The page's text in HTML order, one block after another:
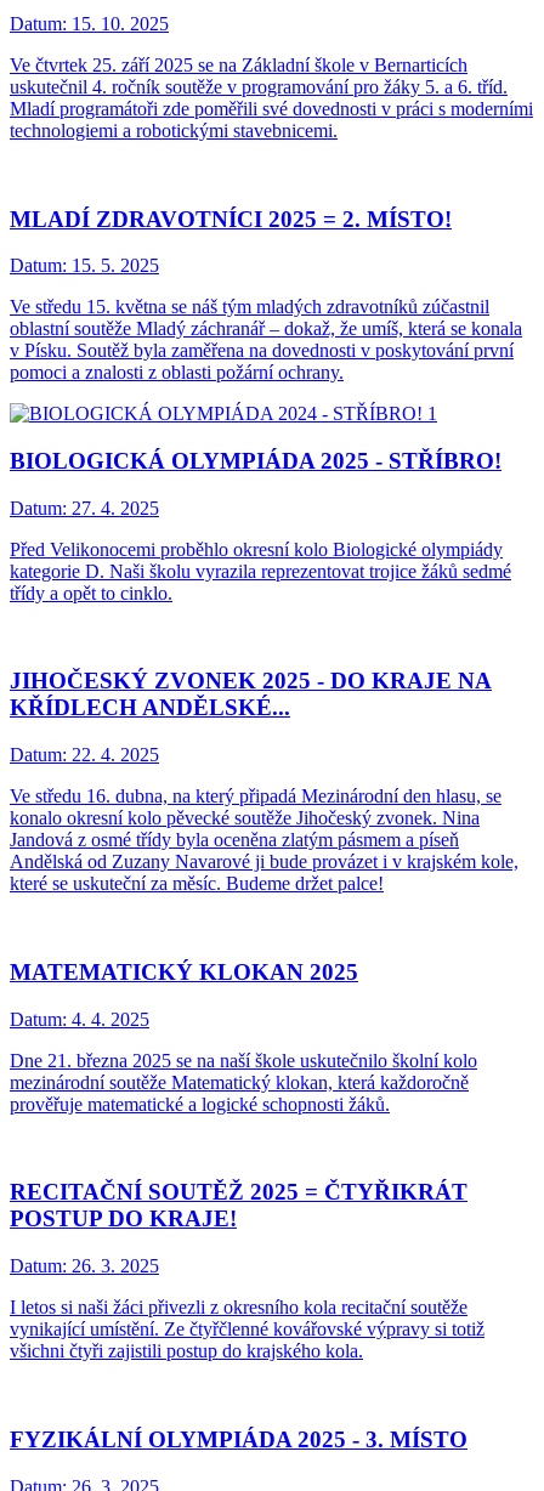
Datum: 15. 10. 2025
Ve čtvrtek 25. září 2025 se na Základní škole v Bernarticích
uskutečnil 4. ročník soutěže v programování pro žáky 5. a 6. tříd.
Mladí programátoři zde poměřili své dovednosti v práci s moderními
technologiemi a robotickými stavebnicemi.
MLADÍ ZDRAVOTNÍCI 2025 = 2. MÍSTO!
Datum: 15. 5. 2025
Ve středu 15. května se náš tým mladých zdravotníků zúčastnil
oblastní soutěže Mladý záchranář – dokaž, že umíš, která se konala
v Písku. Soutěž byla zaměřena na dovednosti v poskytování první
pomoci a znalosti z oblasti požární ochrany.
BIOLOGICKÁ OLYMPIÁDA 2025 - STŘÍBRO!
Datum: 27. 4. 2025
Před Velikonocemi proběhlo okresní kolo Biologické olympiády
kategorie D. Naši školu vyrazila reprezentovat trojice žáků sedmé
třídy a opět to cinklo.
JIHOČESKÝ ZVONEK 2025 - DO KRAJE NA
KŘÍDLECH ANDĚLSKÉ...
Datum: 22. 4. 2025
Ve středu 16. dubna, na který připadá Mezinárodní den hlasu, se
konalo okresní kolo pěvecké soutěže Jihočeský zvonek. Nina
Jandová z osmé třídy byla oceněna zlatým pásmem a píseň
Andělská od Zuzany Navarové ji bude provázet i v krajském kole,
které se uskuteční za měsíc. Budeme držet palce!
MATEMATICKÝ KLOKAN 2025
Datum: 4. 4. 2025
Dne 21. března 2025 se na naší škole uskutečnilo školní kolo
mezinárodní soutěže Matematický klokan, která každoročně
prověřuje matematické a logické schopnosti žáků.
RECITAČNÍ SOUTĚŽ 2025 = ČTYŘIKRÁT
POSTUP DO KRAJE!
Datum: 26. 3. 2025
I letos si naši žáci přivezli z okresního kola recitační soutěže
vynikající umístění. Ze čtyřčlenné kovářovské výpravy si totiž
všichni čtyři zajistili postup do krajského kola.
FYZIKÁLNÍ OLYMPIÁDA 2025 - 3. MÍSTO
Datum: 26. 3. 2025